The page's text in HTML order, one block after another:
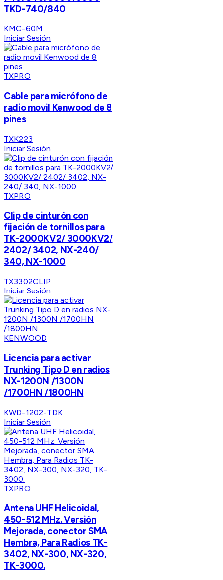
TKD-740/840
KMC-60M
Iniciar Sesión
TXPRO
Cable para micrófono de
radio movil Kenwood de 8
pines
TXK223
Iniciar Sesión
TXPRO
Clip de cinturón con
fijación de tornillos para
TK-2000KV2/ 3000KV2/
2402/ 3402, NX-240/
340, NX-1000
TX3302CLIP
Iniciar Sesión
KENWOOD
Licencia para activar
Trunking Tipo D en radios
NX-1200N /1300N
/1700HN /1800HN
KWD-1202-TDK
Iniciar Sesión
TXPRO
Antena UHF Helicoidal,
450-512 MHz. Versión
Mejorada, conector SMA
Hembra, Para Radios TK-
3402, NX-300, NX-320,
TK-3000.